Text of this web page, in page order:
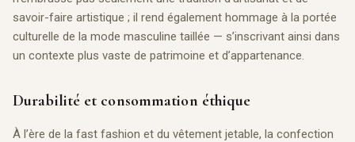
savoir-faire artistique ; il rend également hommage à la portée
culturelle de la mode masculine taillée — s’inscrivant ainsi dans
un contexte plus vaste de patrimoine et d’appartenance.
Durabilité et consommation éthique
À l’ère de la fast fashion et du vêtement jetable, la confection